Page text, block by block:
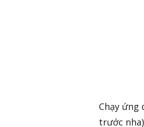
Chạy ứng
trước